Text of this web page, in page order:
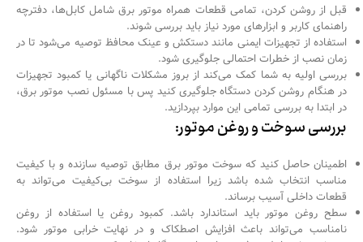
قبل از روشن کردن، تمامی قطعات همراه موتور برق شامل کابل‌ها، دفترچه
راهنمای کاربر و ابزارهای مورد نیاز باید بررسی شوند.
استفاده از تجهیزات ایمنی مانند دستکش و عینک محافظ توصیه می‌شود تا در
زمان نصب از خطرات احتمالی جلوگیری شود.
بررسی اولیه به شما کمک می‌کند از بروز مشکلات ناگهانی یا کمبود تجهیزات
در هنگام روشن کردن دستگاه جلوگیری کنید پس با مسئول نصب موتور برق،
در ابتدا به بررسی تمامی این موارد بپردازید.
بررسی سوخت و روغن موتور:
اطمینان حاصل کنید که سوخت موتور برق مطابق توصیه سازنده و با کیفیت
مناسب انتخاب شده باشد زیرا استفاده از سوخت بی‌کیفیت می‌تواند به
قطعات داخلی آسیب برساند.
سطح روغن موتور باید استاندارد باشد. کمبود روغن یا استفاده از روغن
نامناسب می‌تواند باعث افزایش اصطکاک و در نهایت خرابی موتور شود.